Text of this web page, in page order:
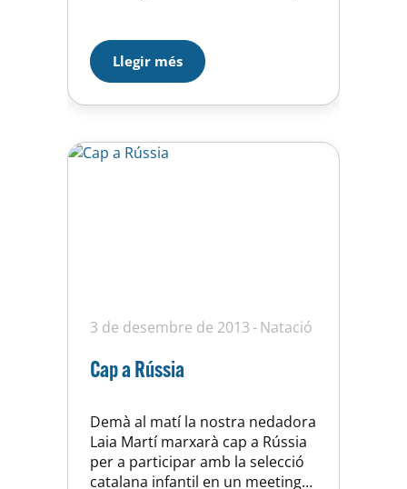
important abans de començar
les festes de Nadal. Tota la sort
del món pels nostres
representants, preparats ho
tampoc són…
Llegir més
3 de desembre de 2013 Natació
Cap a Rússia
Demà al matí la nostra nedadora
Laia Martí marxarà cap a Rússia
per a participar amb la selecció
catalana infantil en un meeting